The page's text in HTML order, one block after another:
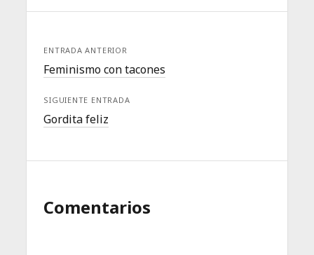
ENTRADA ANTERIOR
Feminismo con tacones
SIGUIENTE ENTRADA
Gordita feliz
Comentarios